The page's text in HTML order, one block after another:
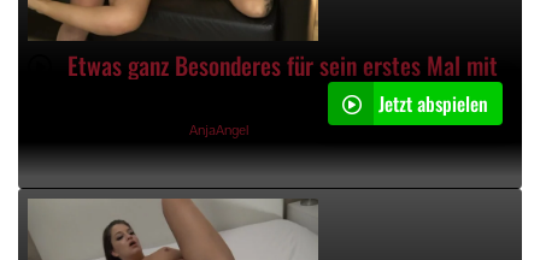
Etwas ganz Besonderes für sein erstes Mal mit mir!
AnjaAngel
Jetzt abspielen